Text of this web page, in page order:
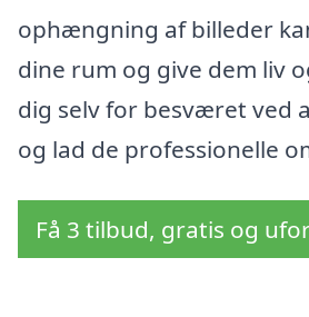
ophængning af billeder
dine rum og give dem liv
dig selv for besværet ved
og lad de professionelle
Få 3 tilbud, gratis og